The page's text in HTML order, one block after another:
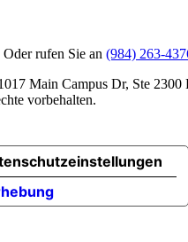
Oder rufen Sie an (984) 263-
Main Campus Dr, Ste 2300
vorbehalten.